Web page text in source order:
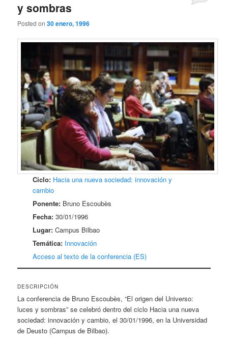
y sombras
Posted on30 enero, 1996
Ciclo: Hacia una nueva sociedad: innovación y
cambio
Ponente: Bruno Escoubès
Fecha: 30/01/1996
Lugar: Campus Bilbao
Temática: Innovación
Acceso al texto de la conferencia (ES)
DESCRIPCIÓN
La conferencia de Bruno Escoubès, “El origen del Universo:
luces y sombras” se celebró dentro del ciclo Hacia una nueva
sociedad: innovación y cambio, el 30/01/1996, en la Universidad
de Deusto (Campus de Bilbao).